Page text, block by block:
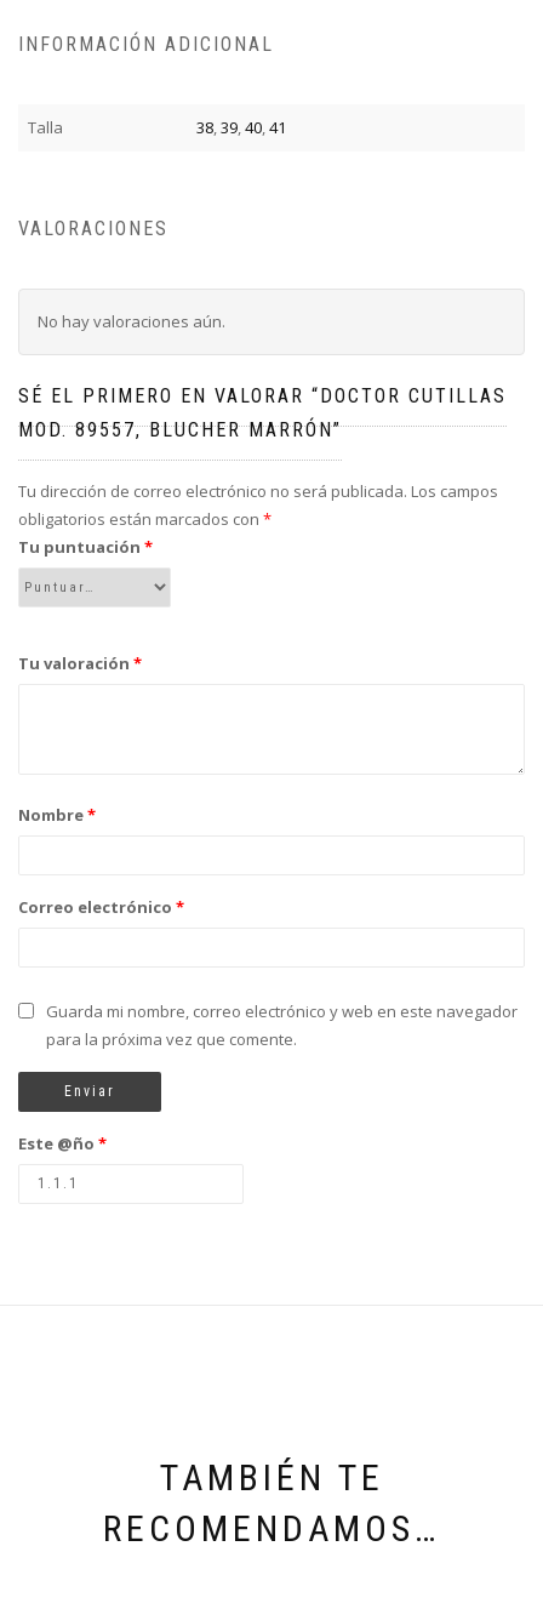
INFORMACIÓN ADICIONAL
Talla 38,39,40,41
VALORACIONES
No hay valoraciones aún.
SÉ EL PRIMERO EN VALORAR “DOCTOR CUTILLAS
MOD. 89557, BLUCHER MARRÓN”
Tu dirección de correo electrónico no será publicada. Los campos
obligatorios están marcados con *
Tu puntuación *
Tu valoración *
Nombre*
Correo electrónico *
Guarda mi nombre, correo electrónico y web en este navegador
para la próxima vez que comente.
Este @ño *
TAMBIÉN TE
RECOMENDAMOS…